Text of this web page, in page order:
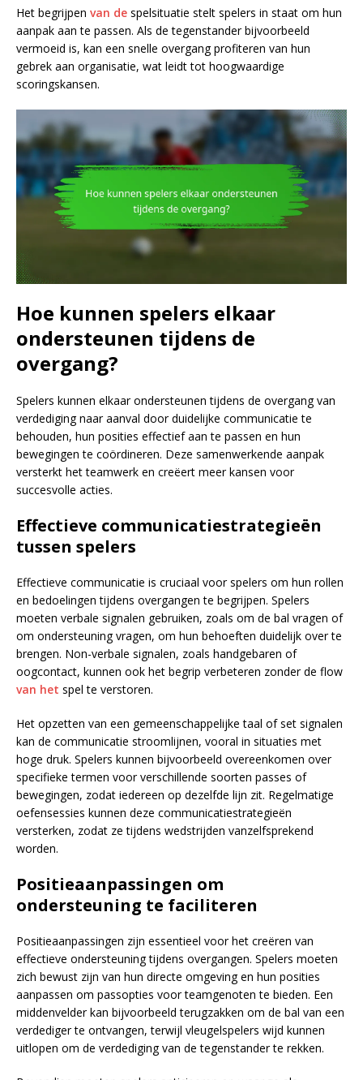
Het begrijpen van de spelsituatie stelt spelers in staat om hun
aanpak aan te passen. Als de tegenstander bijvoorbeeld
vermoeid is, kan een snelle overgang profiteren van hun
gebrek aan organisatie, wat leidt tot hoogwaardige
scoringskansen.
Hoe kunnen spelers elkaar
ondersteunen tijdens de
overgang?
Spelers kunnen elkaar ondersteunen tijdens de overgang van
verdediging naar aanval door duidelijke communicatie te
behouden, hun posities effectief aan te passen en hun
bewegingen te coördineren. Deze samenwerkende aanpak
versterkt het teamwerk en creëert meer kansen voor
succesvolle acties.
Effectieve communicatiestrategieën
tussen spelers
Effectieve communicatie is cruciaal voor spelers om hun rollen
en bedoelingen tijdens overgangen te begrijpen. Spelers
moeten verbale signalen gebruiken, zoals om de bal vragen of
om ondersteuning vragen, om hun behoeften duidelijk over te
brengen. Non-verbale signalen, zoals handgebaren of
oogcontact, kunnen ook het begrip verbeteren zonder de flow
van het spel te verstoren.
Het opzetten van een gemeenschappelijke taal of set signalen
kan de communicatie stroomlijnen, vooral in situaties met
hoge druk. Spelers kunnen bijvoorbeeld overeenkomen over
specifieke termen voor verschillende soorten passes of
bewegingen, zodat iedereen op dezelfde lijn zit. Regelmatige
oefensessies kunnen deze communicatiestrategieën
versterken, zodat ze tijdens wedstrijden vanzelfsprekend
worden.
Positieaanpassingen om
ondersteuning te faciliteren
Positieaanpassingen zijn essentieel voor het creëren van
effectieve ondersteuning tijdens overgangen. Spelers moeten
zich bewust zijn van hun directe omgeving en hun posities
aanpassen om passopties voor teamgenoten te bieden. Een
middenvelder kan bijvoorbeeld terugzakken om de bal van een
verdediger te ontvangen, terwijl vleugelspelers wijd kunnen
uitlopen om de verdediging van de tegenstander te rekken.